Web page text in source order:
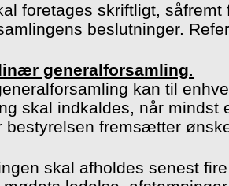
foretages skriftligt,
beslutninger.
generalforsamling.
kan til
skal indkaldes, når
bestyrelsen fremsætter
skal afholdes senest fire